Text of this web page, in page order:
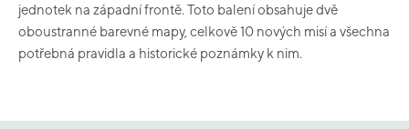
jednotek na západní frontě. Toto balení obsahuje dvě
oboustranné barevné mapy, celkově 10 nových misí a všechna
potřebná pravidla a historické poznámky k nim.